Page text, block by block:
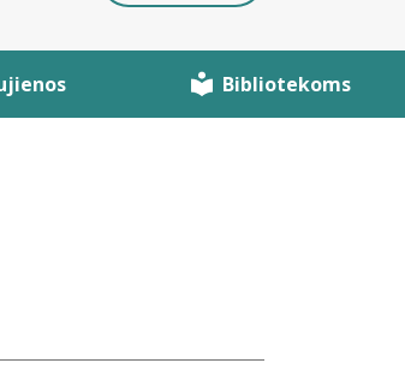
Bibliotekoms